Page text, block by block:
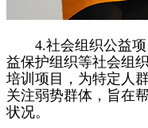
4.社会组织公益项
益保护组织等社会组
培训项目，为特定人
关注弱势群体，旨在
状况。